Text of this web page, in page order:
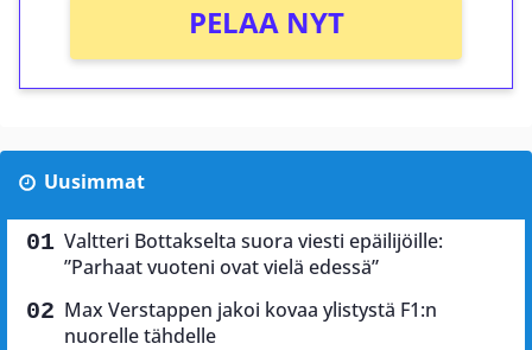
PELAA NYT
Uusimmat
Valtteri Bottakselta suora viesti epäilijöille:
”Parhaat vuoteni ovat vielä edessä”
Max Verstappen jakoi kovaa ylistystä F1:n
nuorelle tähdelle